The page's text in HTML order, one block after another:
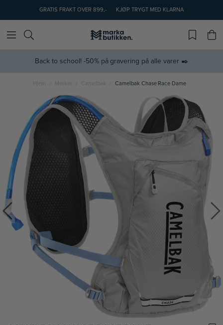
GRATIS FRAKT OVER 899,- KJØP TRYGT MED KLARNA
Back to school! -50% på gravering på alle varer ✒️
Hjem Merker Camelbak Camelbak Chase Race Dame